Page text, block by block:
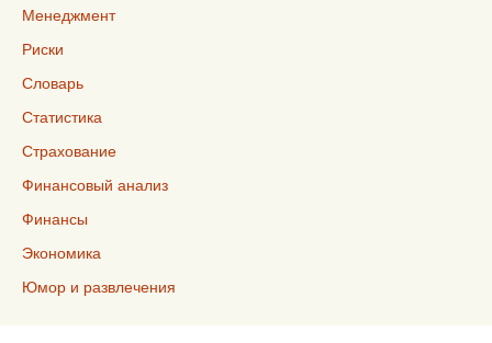
Менеджмент
Риски
Словарь
Статистика
Страхование
Финансовый анализ
Финансы
Экономика
Юмор и развлечения